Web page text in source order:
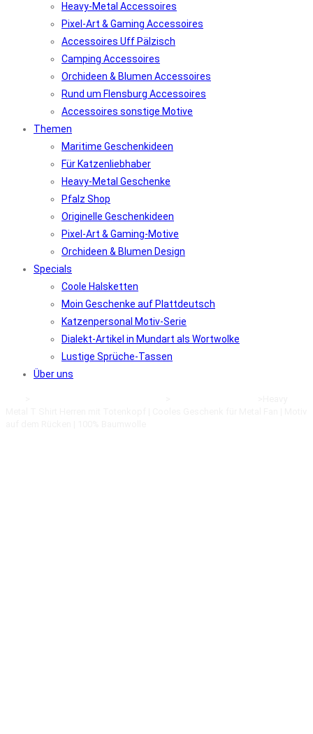
Heavy-Metal Accessoires
Pixel-Art & Gaming Accessoires
Accessoires Uff Pälzisch
Camping Accessoires
Orchideen & Blumen Accessoires
Rund um Flensburg Accessoires
Accessoires sonstige Motive
Themen
Maritime Geschenkideen
Für Katzenliebhaber
Heavy-Metal Geschenke
Pfalz Shop
Originelle Geschenkideen
Pixel-Art & Gaming-Motive
Orchideen & Blumen Design
Specials
Coole Halsketten
Moin Geschenke auf Plattdeutsch
Katzenpersonal Motiv-Serie
Dialekt-Artikel in Mundart als Wortwolke
Lustige Sprüche-Tassen
Über uns